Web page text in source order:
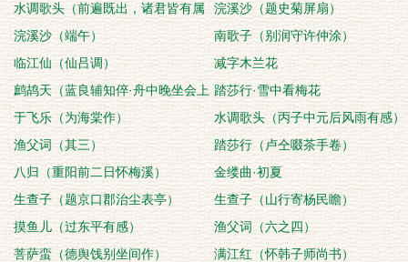
水调歌头（前遍既出，诸君皆有属
和，因自用韵）
浣溪沙（题史菊屏扇）
浣溪沙（端午）
南歌子（别润守许仲涂）
临江仙（仙吕调）
减字木兰花
鹧鸪天（蓝良辅知倅·舟中晚坐会上
作）
踏莎行·雪中看梅花
于飞乐（为海棠作）
水调歌头（丙子中元后风雨有感）
渔父词（其三）
踏莎行（卢仝啜茶手卷）
八归（重阳前二日怀梅溪）
金缕曲·初夏
生查子（题京口郡治尘表亭）
生查子（山行寄杨民瞻）
摸鱼儿（过东平有感）
渔父词（六之四）
菩萨蛮（德舆饯别坐间作）
满江红（怀韩子师尚书）